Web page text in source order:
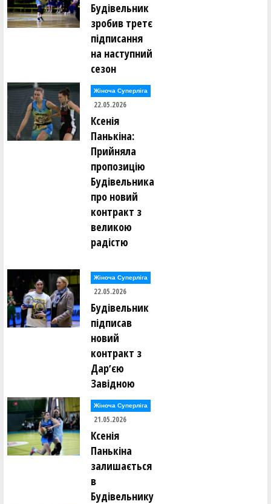
Будівельник
зробив третє
підписання
на наступний
сезон
Жіноча Суперліга
22.05.2026
Ксенія
Панькіна:
Прийняла
пропозицію
Будівельника
про новий
контракт з
великою
радістю
Жіноча Суперліга
22.05.2026
Будівельник
підписав
новий
контракт з
Дарʼєю
Завідною
Жіноча Суперліга
21.05.2026
Ксенія
Панькіна
залишається
в
Будівельнику